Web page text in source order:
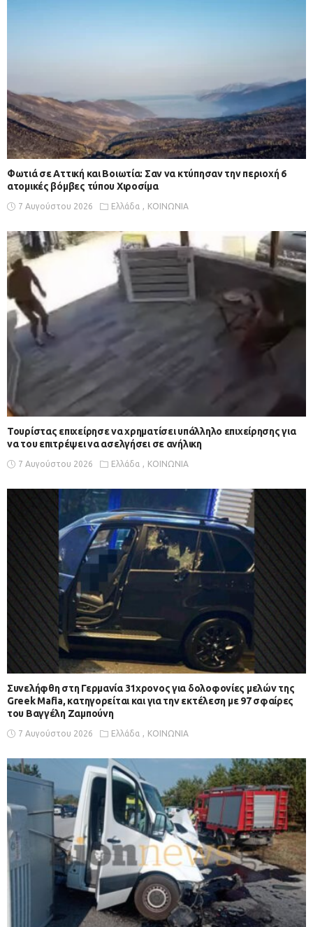
Φωτιά σε Αττική και Βοιωτία: Σαν να κτύπησαν την περιοχή 6
ατομικές βόμβες τύπου Χιροσίμα
7 Αυγούστου 2026 Ελλάδα ΚΟΙΝΩΝΙΑ
Τουρίστας επιχείρησε να χρηματίσει υπάλληλο επιχείρησης για
να του επιτρέψει να ασελγήσει σε ανήλικη
7 Αυγούστου 2026 Ελλάδα ΚΟΙΝΩΝΙΑ
Συνελήφθη στη Γερμανία 31χρονος για δολοφονίες μελών της
Greek Mafia, κατηγορείται και για την εκτέλεση με 97 σφαίρες
του Βαγγέλη Ζαμπούνη
7 Αυγούστου 2026 Ελλάδα ΚΟΙΝΩΝΙΑ